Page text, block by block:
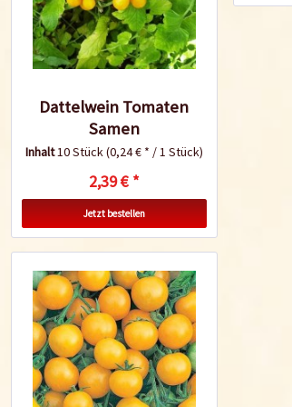
Dattelwein Tomaten
Samen
Inhalt10 Stück(0,24 € * / 1 Stück)
2,39 € *
Jetzt bestellen